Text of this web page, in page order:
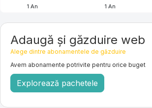
1 An 1 An
Adaugă și găzduire web
Alege dintre abonamentele de găzduire
Avem abonamente potrivite pentru orice buget
Explorează pachetele